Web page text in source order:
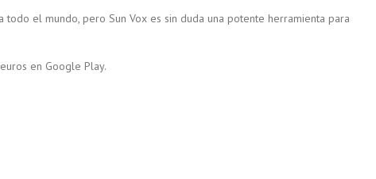
el mundo, pero Sun Vox es sin duda una potente herramienta para
en Google Play.